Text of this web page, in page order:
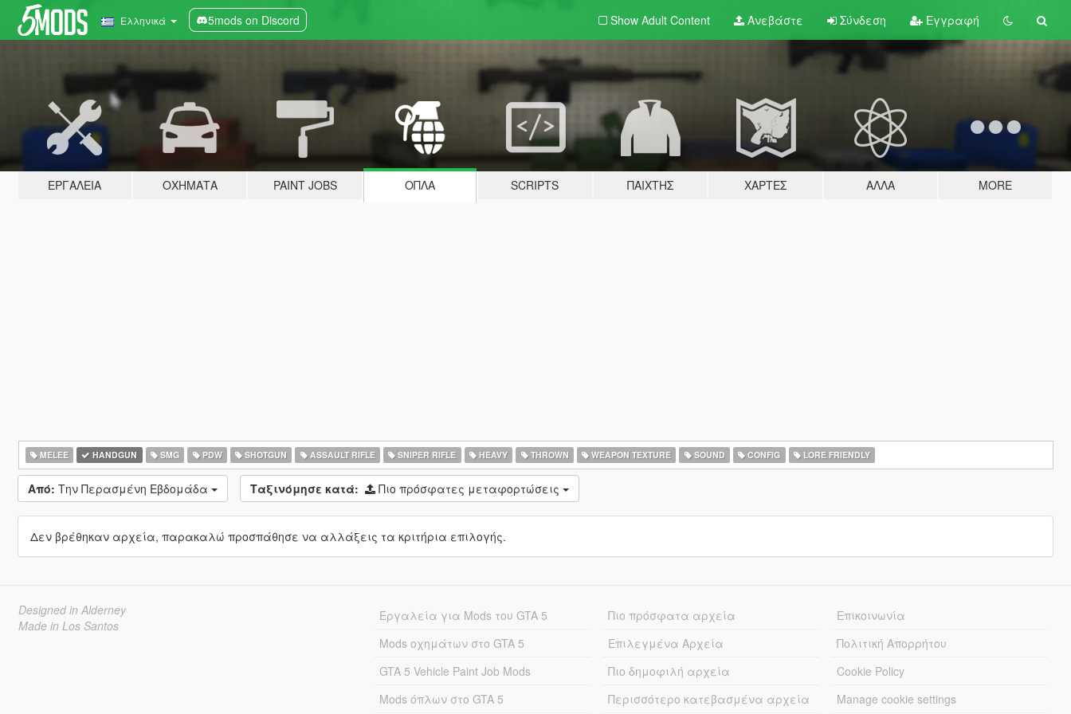
Ελληνικά 5mods on Discord Show Adult Content Ανεβάστε Σύνδεση Εγγραφή
ΕΡΓΑΛΕΊΑ ΟΧΉΜΑΤΑ PAINT JOBS ΌΠΛΑ SCRIPTS ΠΑΊΧΤΗΣ ΧΆΡΤΕΣ ΆΛΛΑ MORE
MELEE HANDGUN SMG PDW SHOTGUN ASSAULT RIFLE SNIPER RIFLE HEAVY THROWN WEAPON TEXTURE SOUND CONFIG LORE FRIENDLY
Από: Την Περασμένη Εβδομάδα Ταξινόμησε κατά: Πιο πρόσφατες μεταφορτώσεις
Δεν βρέθηκαν αρχεία, παρακαλώ προσπάθησε να αλλάξεις τα κριτήρια επιλογής.
Designed in Alderney
Made in Los Santos
Εργαλεία για Mods του GTA 5
Mods οχημάτων στο GTA 5
GTA 5 Vehicle Paint Job Mods
Mods όπλων στο GTA 5
Πιο πρόσφατα αρχεία
Επιλεγμένα Αρχεία
Πιο δημοφιλή αρχεία
Περισσότερο κατεβασμένα αρχεία
Επικοινωνία
Πολιτική Απορρήτου
Cookie Policy
Manage cookie settings